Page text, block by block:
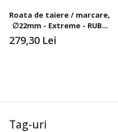
Roata de taiere / marcare,
∅22mm - Extreme - RUBI-
1900
279,30 Lei
Tag-uri